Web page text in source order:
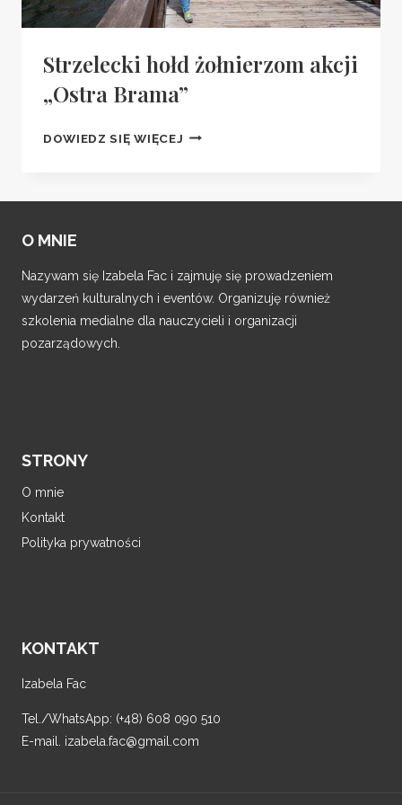
Strzelecki hołd żołnierzom akcji
„Ostra Brama”
DOWIEDZ SIĘ WIĘCEJ STRZELECKI
AKCJI
O MNIE
Nazywam się Izabela Fac i zajmuję się prowadzeniem
wydarzeń kulturalnych i eventów. Organizuję również
szkolenia medialne dla nauczycieli i organizacji
pozarządowych.
STRONY
O mnie
Kontakt
Polityka prywatności
KONTAKT
Izabela Fac
Tel./WhatsApp: (+48) 608 090 510
E-mail. izabela.fac@gmail.com